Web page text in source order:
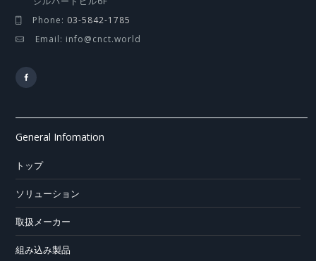
Phone: 03-5842-1785
Email: info@cnct.world
General Infomation
トップ
ソリューション
取扱メーカー
組み込み製品